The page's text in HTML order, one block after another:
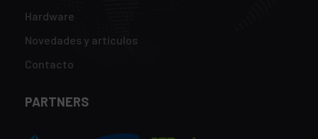
Hardware
Novedades y artículos
Contacto
PARTNERS